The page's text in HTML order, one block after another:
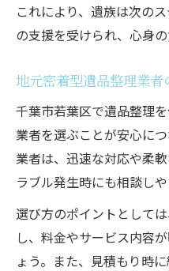
これにより、遺族は次の
の支援を受けられ、心身
地元密着型遺品整理業
千葉市若葉区で遺品整理
業者を選ぶことが安心に
業者は、迅速な対応や柔
ラブル発生時にも相談し
選び方のポイントとして
し、料金やサービス内容
ょう。また、見積もり時